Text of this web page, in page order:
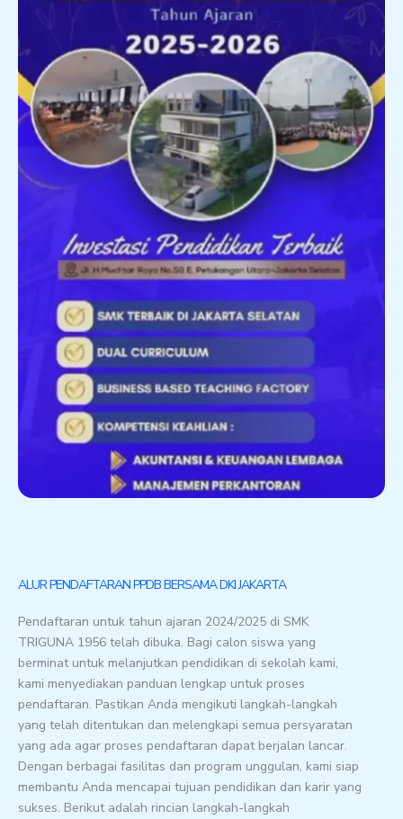
ALUR PENDAFTARAN PPDB BERSAMA DKI JAKARTA
Pendaftaran untuk tahun ajaran 2024/2025 di SMK
TRIGUNA 1956 telah dibuka. Bagi calon siswa yang
berminat untuk melanjutkan pendidikan di sekolah kami,
kami menyediakan panduan lengkap untuk proses
pendaftaran. Pastikan Anda mengikuti langkah-langkah
yang telah ditentukan dan melengkapi semua persyaratan
yang ada agar proses pendaftaran dapat berjalan lancar.
Dengan berbagai fasilitas dan program unggulan, kami siap
membantu Anda mencapai tujuan pendidikan dan karir yang
sukses. Berikut adalah rincian langkah-langkah